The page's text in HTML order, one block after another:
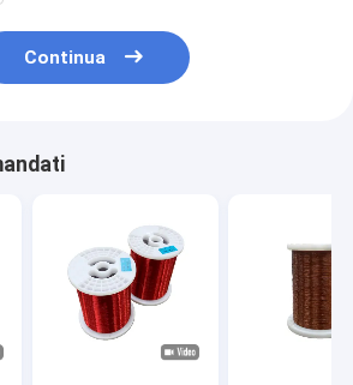
Continua